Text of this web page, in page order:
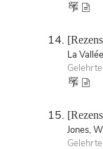
La
Jones,